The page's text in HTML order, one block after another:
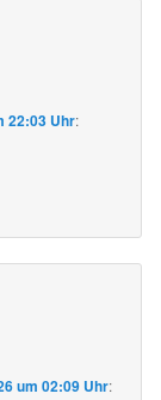
22:03 Uhr:
um 02:09 Uhr: